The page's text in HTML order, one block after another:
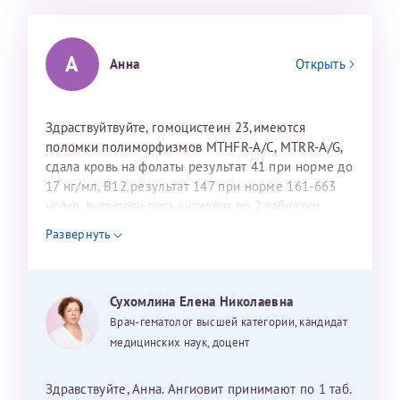
А Анна Открыть
Здраствуйтвуйте, гомоцистеин 23,имеются
поломки полиморфизмов MTHFR-A/C, MTRR-A/G,
сдала кровь на фолаты результат 41 при норме до
17 нг/мл, В12 результат 147 при норме 161-663
нг/мл, выписали пить ангиовит по 2 таблетки
фемибион, уколы В12 и В6, скажите опасно ли
такое повышение фолиевой? И нужно ли пить
Развернуть
Сухомлина Елена Николаевна
Врач-гематолог высшей категории, кандидат
медицинских наук, доцент
Здравствуйте, Анна. Ангиовит принимают по 1 таб.